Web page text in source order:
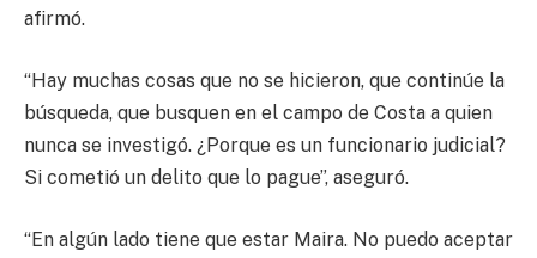
afirmó.
“Hay muchas cosas que no se hicieron, que continúe la
búsqueda, que busquen en el campo de Costa a quien
nunca se investigó. ¿Porque es un funcionario judicial?
Si cometió un delito que lo pague”, aseguró.
“En algún lado tiene que estar Maira. No puedo aceptar